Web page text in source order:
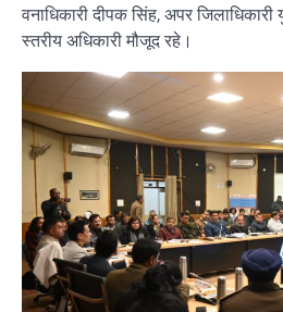
वनाधिकारी दीपक सिंह, अपर
स्तरीय अधिकारी मौजूद रहे।